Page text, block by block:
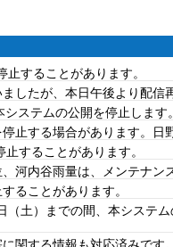
することがあります。
したが、本日午後より配信
ステムの公開を停止しま
止する場合があります。日
することがあります。
河内谷雨量は、メンテナン
ることがあります。
土）までの間、本システ